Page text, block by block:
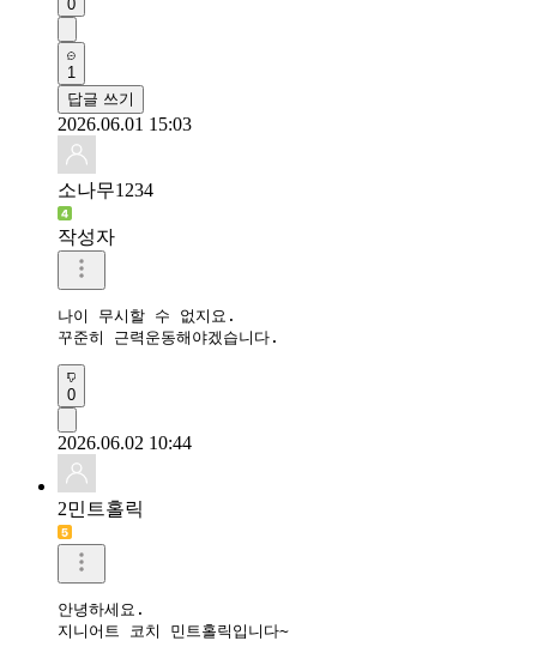
0
1
답글 쓰기
2026.06.01 15:03
소나무1234
작성자
나이 무시할 수 없지요.
꾸준히 근력운동해야겠습니다.
0
2026.06.02 10:44
2민트홀릭
안녕하세요.
지니어트 코치 민트홀릭입니다~